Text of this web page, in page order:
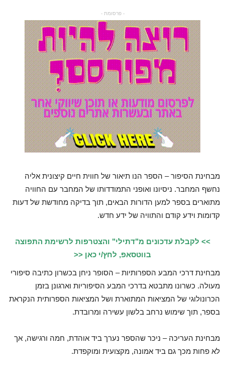
- פרסומת -
מבחינת הסיפור – הספר הנו תיאור של חווית חיים קיצונית אליה
נחשף המחבר. ניסיונו ואופני התמודדותו של המחבר עם החוויה
מתוארים בספר למען הדורות הבאים, תוך בדיקה מחודשת של דעות
קדומות וידע קודם והתוויה של ידע חדש.
>> לקבלת עדכונים מ"דתילי" והצטרפות לרשימת התפוצה
בווטסאפ, לחץ/י כאן <<
מבחינת דרכי המבע הספרותיות – הסופר ניחן בכשרון כתיבה סיפורי
מעולה. כשרונו מתבטא בדרכי המבע הסיפוריות וארגונן בזמן
הכרונולוגי של המציאות המתוארת ושל המציאות הספרותית הנקראת
בספר, תוך שימוש נרחב בלשון עשירה ומרובדת.
מבחינת העריכה – ניכר שהספר נערך ביד אוהדת, חמה ורגישה, אך
לא פחות מכך גם ביד אמונה, מקצועית ומוקפדת.